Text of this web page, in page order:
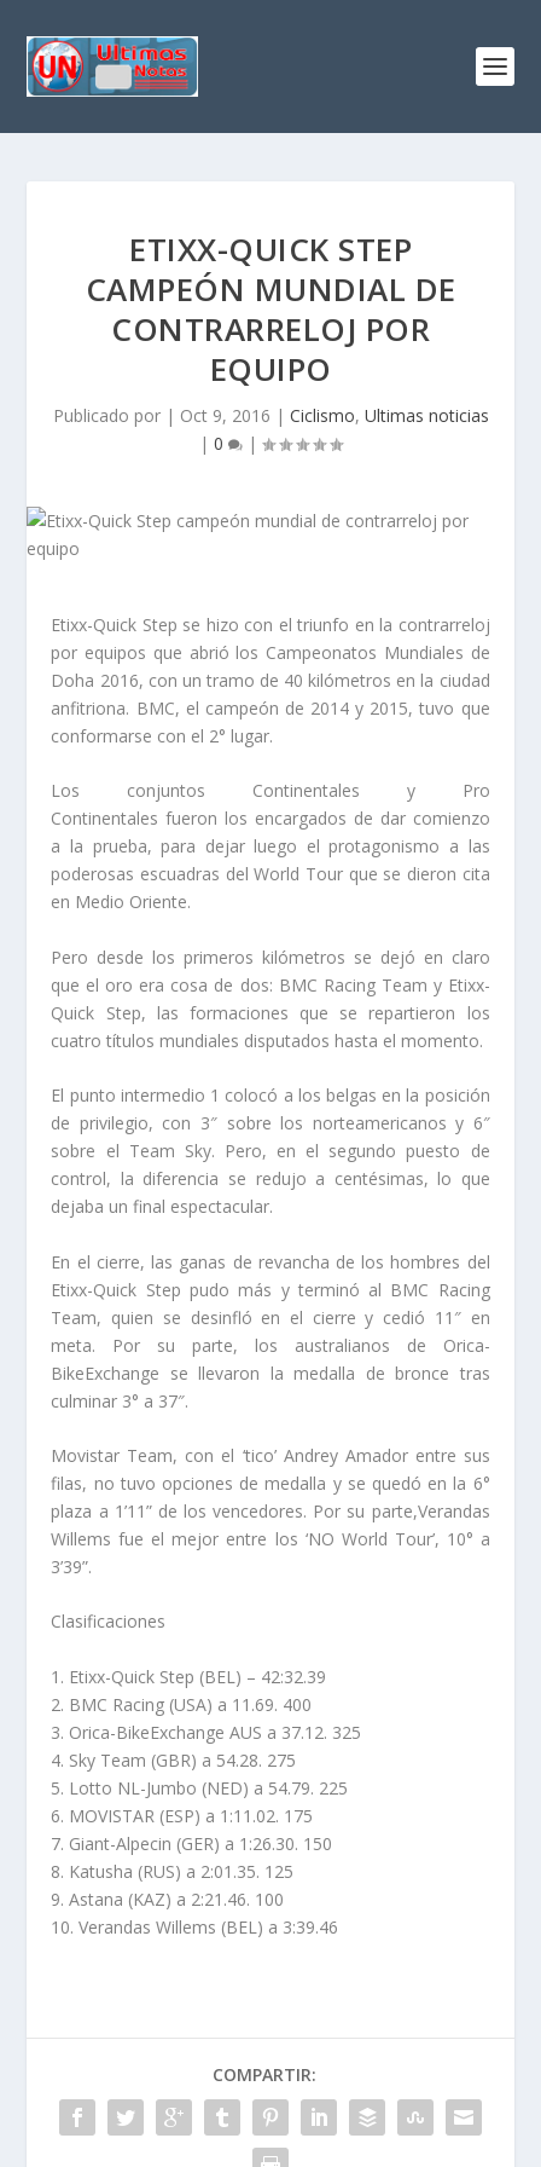
ETIXX-QUICK STEP
CAMPEÓN MUNDIAL DE
CONTRARRELOJ POR
EQUIPO
Publicado por | Oct 9, 2016 | Ciclismo, Ultimas noticias
| 0 |
Etixx-Quick Step se hizo con el triunfo en la contrarreloj
por equipos que abrió los Campeonatos Mundiales de
Doha 2016, con un tramo de 40 kilómetros en la ciudad
anfitriona. BMC, el campeón de 2014 y 2015, tuvo que
conformarse con el 2° lugar.
Los conjuntos Continentales y Pro
Continentales fueron los encargados de dar comienzo
a la prueba, para dejar luego el protagonismo a las
poderosas escuadras del World Tour que se dieron cita
en Medio Oriente.
Pero desde los primeros kilómetros se dejó en claro
que el oro era cosa de dos: BMC Racing Team y Etixx-
Quick Step, las formaciones que se repartieron los
cuatro títulos mundiales disputados hasta el momento.
El punto intermedio 1 colocó a los belgas en la posición
de privilegio, con 3″ sobre los norteamericanos y 6″
sobre el Team Sky. Pero, en el segundo puesto de
control, la diferencia se redujo a centésimas, lo que
dejaba un final espectacular.
En el cierre, las ganas de revancha de los hombres del
Etixx-Quick Step pudo más y terminó al BMC Racing
Team, quien se desinfló en el cierre y cedió 11″ en
meta. Por su parte, los australianos de Orica-
BikeExchange se llevaron la medalla de bronce tras
culminar 3° a 37″.
Movistar Team, con el ‘tico’ Andrey Amador entre sus
filas, no tuvo opciones de medalla y se quedó en la 6°
plaza a 1’11” de los vencedores. Por su parte,Verandas
Willems fue el mejor entre los ‘NO World Tour’, 10° a
3’39”.
Clasificaciones
1. Etixx-Quick Step (BEL) – 42:32.39
2. BMC Racing (USA) a 11.69. 400
3. Orica-BikeExchange AUS a 37.12. 325
4. Sky Team (GBR) a 54.28. 275
5. Lotto NL-Jumbo (NED) a 54.79. 225
6. MOVISTAR (ESP) a 1:11.02. 175
7. Giant-Alpecin (GER) a 1:26.30. 150
8. Katusha (RUS) a 2:01.35. 125
9. Astana (KAZ) a 2:21.46. 100
10. Verandas Willems (BEL) a 3:39.46
COMPARTIR: